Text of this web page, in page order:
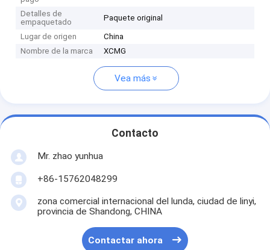
Detalles de
empaquetado
Paquete original
Lugar de origen
China
Nombre de la marca
XCMG
Vea más
Contacto
Mr. zhao yunhua
+86-15762048299
zona comercial internacional del lunda, ciudad de linyi,
provincia de Shandong, CHINA
Contactar ahora